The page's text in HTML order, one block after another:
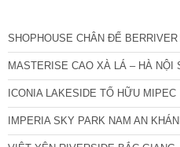
SHOPHOUSE CHÂN ĐẾ BERRIVER
MASTERISE CAO XÀ LÁ – HÀ NỘI
ICONIA LAKESIDE TỐ HỮU MIPEC
IMPERIA SKY PARK NAM AN